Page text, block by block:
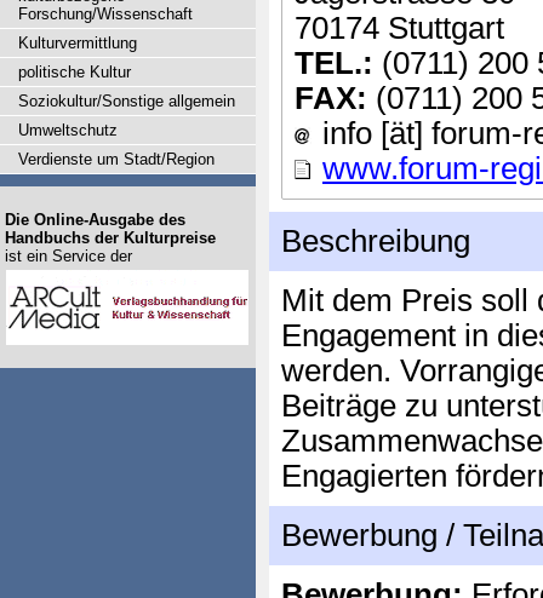
70174 Stuttgart
TEL.: (0711) 200
FAX: (0711) 200
info [ät] forum-
www.forum-
Beschreibung
Mit dem Preis soll
Engagement in
werden.
Beiträge zu
Engagierten
Bewerbung /
Forschung/Wissenschaft
Kulturvermittlung
politische Kultur
Soziokultur/Sonstige allgemein
Umweltschutz
Verdienste um Stadt/Region
Die Online-Ausgabe des
Handbuchs der Kulturpreise
ist ein Service der